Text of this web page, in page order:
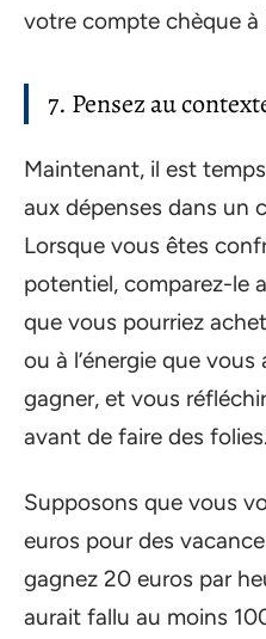
votre compte chèque à
7. Pensez au
Maintenant, il est
aux dépenses dans un
Lorsque vous êtes
potentiel, comparez-le
que vous pourriez
ou à l’énergie que
gagner, et vous
avant de faire des folies.
Supposons que vous
euros pour des
gagnez 20 euros par
aurait fallu au moins